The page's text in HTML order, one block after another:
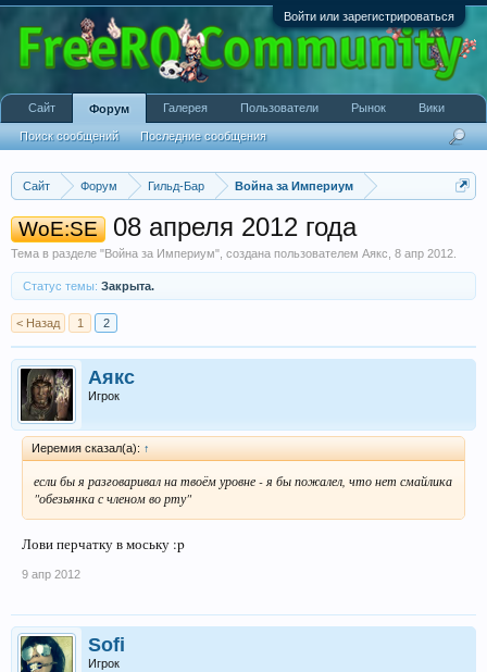
Войти или зарегистрироваться
Сайт Форум Гильд-Бар Война за Империум
WoE:SE 08 апреля 2012 года
Тема в разделе "Война за Империум", создана пользователем Аякс 8 апр 2012
Статус темы: Закрыта.
< Назад 1 2
Аякс
Игрок
Иеремия сказал(а): ↑
если бы я разговаривал на твоём уровне - я бы пожалел, что нет смайлика
"обезьянка с членом во рту"
Лови перчатку в моську :p
9 апр 2012
Sofi
Игрок
Сайт Форум
Поиск сообщений Последние сообщения
Галерея Пользователи Рынок Вики